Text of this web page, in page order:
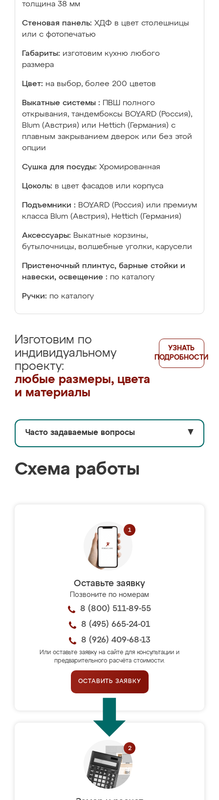
толщина 38 мм
Стеновая панель: ХДФ в цвет столешницы
или с фотопечатью
Габариты: изготовим кухню любого
размера
Цвет: на выбор, более 200 цветов
Выкатные системы :
ПВШ полного
открывания, тандембоксы BOYARD (Россия),
Blum (Австрия) или Hettich (Германия) с
плавным закрыванием дверок или без этой
опции
Сушка для посуды: Хромированная
Цоколь: в цвет фасадов или корпуса
Подъемники : BOYARD (Россия) или премиум
класса Blum (Австрия), Hettich (Германия)
Аксессуары: Выкатные корзины,
бутылочницы, волшебные уголки, карусели
Пристеночный плинтус, барные стойки и
навески, освещение : по каталогу
Ручки: по каталогу
Изготовим по
индивидуальному
проекту:
любые размеры, цвета
и материалы
УЗНАТЬ
ПОДРОБНОСТИ
Часто задаваемые вопросы ▼
Схема работы
Оставьте заявку
Позвоните по номерам
8 (800) 511-89-55
8 (495) 665-24-01
8 (926) 409-68-13
Или оставьте заявку на сайте для консультации и
предварительного расчёта стоимости.
ОСТАВИТЬ ЗАЯВКУ